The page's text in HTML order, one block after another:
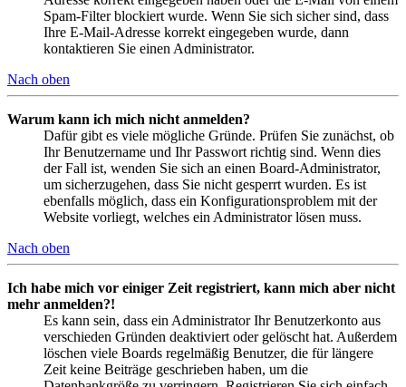
Spam-Filter blockiert wurde. Wenn Sie sich sicher sind, dass
Ihre E-Mail-Adresse korrekt eingegeben wurde, dann
kontaktieren Sie einen Administrator.
Nach oben
Warum kann ich mich nicht anmelden?
Dafür gibt es viele mögliche Gründe. Prüfen Sie zunächst, ob
Ihr Benutzername und Ihr Passwort richtig sind. Wenn dies
der Fall ist, wenden Sie sich an einen Board-Administrator,
um sicherzugehen, dass Sie nicht gesperrt wurden. Es ist
ebenfalls möglich, dass ein Konfigurationsproblem mit der
Website vorliegt, welches ein Administrator lösen muss.
Nach oben
Ich habe mich vor einiger Zeit registriert, kann mich aber nicht
mehr anmelden?!
Es kann sein, dass ein Administrator Ihr Benutzerkonto aus
verschieden Gründen deaktiviert oder gelöscht hat. Außerdem
löschen viele Boards regelmäßig Benutzer, die für längere
Zeit keine Beiträge geschrieben haben, um die